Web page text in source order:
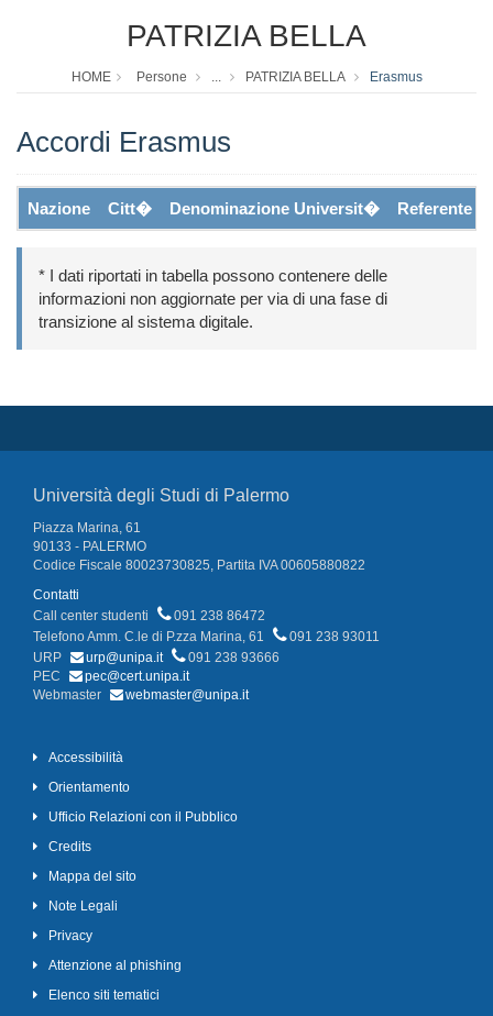
PATRIZIA BELLA
HOME Persone ... PATRIZIA BELLA Erasmus
Accordi Erasmus
Nazione Citt� Denominazione Universit� Referente
* I dati riportati in tabella possono contenere delle
informazioni non aggiornate per via di una fase di
transizione al sistema digitale.
Università degli Studi di Palermo
Piazza Marina, 61
90133 - PALERMO
Codice Fiscale 80023730825, Partita IVA 00605880822
Contatti
Call center studenti
091 238 86472
Telefono Amm. C.le di P.zza Marina, 61
091 238 93011
URP
urp@unipa.it
091 238 93666
PEC
pec@cert.unipa.it
Webmaster
webmaster@unipa.it
Accessibilità
Orientamento
Ufficio Relazioni con il Pubblico
Credits
Mappa del sito
Note Legali
Privacy
Attenzione al phishing
Elenco siti tematici